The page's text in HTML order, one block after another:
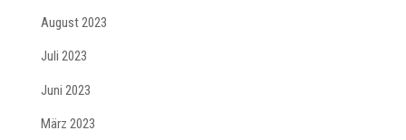
August 2023
Juli 2023
Juni 2023
März 2023